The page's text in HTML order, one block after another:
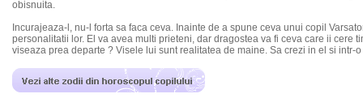
obisnuita.
Incurajeaza-l, nu-l forta sa faca ceva. Inainte de a spune ceva unui copil
personalitatii lor. El va avea multi prieteni, dar dragostea va fi ceva care ii
viseaza prea departe ? Visele lui sunt realitatea de maine. Sa crezi in el si